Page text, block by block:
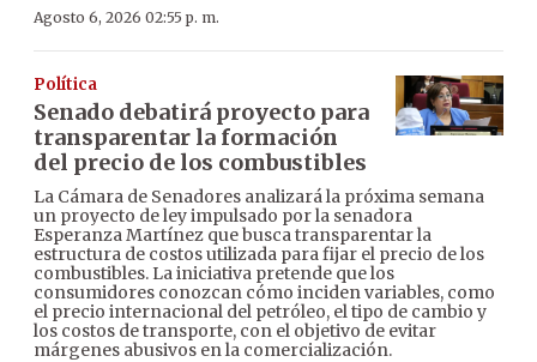
Agosto 6, 2026 02:55 p. m.
Política
Senado debatirá proyecto para
transparentar la formación
del precio de los combustibles
La Cámara de Senadores analizará la próxima semana
un proyecto de ley impulsado por la senadora
Esperanza Martínez que busca transparentar la
estructura de costos utilizada para fijar el precio de los
combustibles. La iniciativa pretende que los
consumidores conozcan cómo inciden variables, como
el precio internacional del petróleo, el tipo de cambio y
los costos de transporte, con el objetivo de evitar
márgenes abusivos en la comercialización.